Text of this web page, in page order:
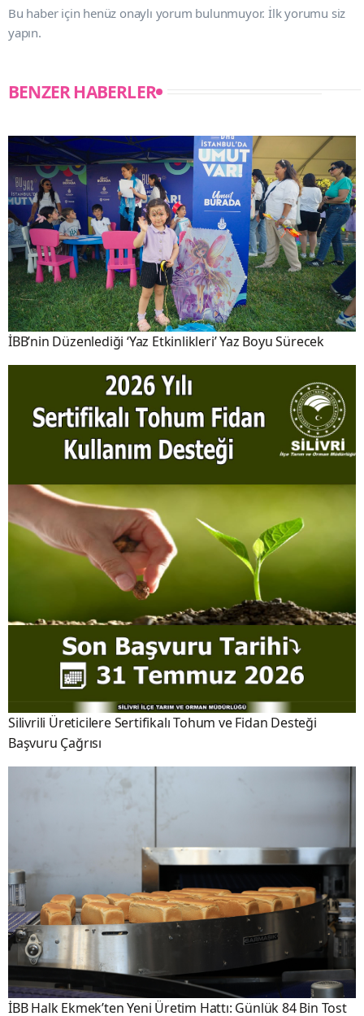
Bu haber için henüz onaylı yorum bulunmuyor. İlk yorumu siz
yapın.
BENZER HABERLER
İBB’nin Düzenlediği ‘Yaz Etkinlikleri’ Yaz Boyu Sürecek
Silivrili Üreticilere Sertifikalı Tohum ve Fidan Desteği
Başvuru Çağrısı
İBB Halk Ekmek’ten Yeni Üretim Hattı: Günlük 84 Bin Tost